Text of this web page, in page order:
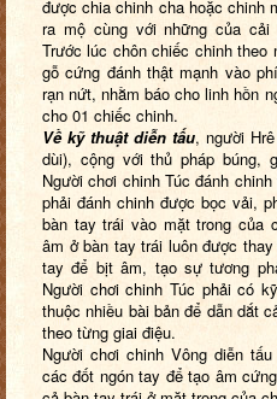
được chia chinh cha hoặc chinh
ra mộ cùng với những của
Trước lúc chôn chiếc chinh theo
gỗ cứng đánh thật mạnh vào
rạn nứt, nhằm báo cho linh hồn
cho 01 chiếc chinh.
Về kỹ thuật diễn tấu, người
dùi), cộng với thủ pháp búng,
Người chơi chinh Túc đánh
phải đánh chinh được bọc vải,
bàn tay trái vào mặt trong của
âm ở bàn tay trái luôn được
tay để bịt âm, tạo sự tương
Người chơi chinh Túc phải có
thuộc nhiều bài bản để dẫn dắt
theo từng giai điệu.
Người chơi chinh Vông diễn tấu
các đốt ngón tay để tạo âm